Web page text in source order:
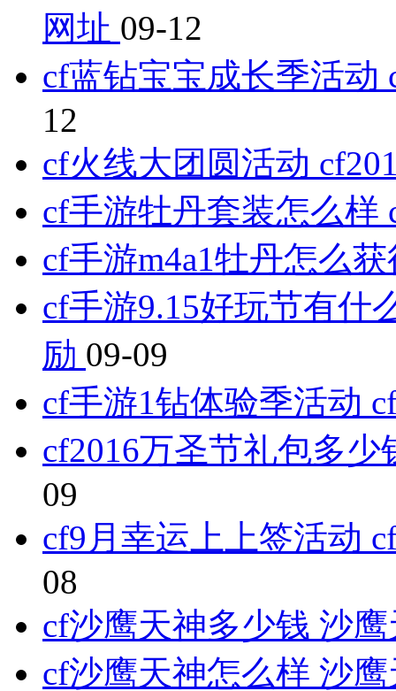
网址 09-12
cf蓝钻宝宝成长季活
12
cf火线大团圆活动
cf手游牡丹套装怎么
cf手游m4a1牡丹怎么
cf手游9.15好玩节有什
励 09-09
cf手游1钻体验季活动
cf2016万圣节礼包多
09
cf9月幸运上上签活动
08
cf沙鹰天神多少钱 沙
cf沙鹰天神怎么样 沙